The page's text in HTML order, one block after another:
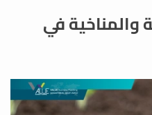
والمناخية في